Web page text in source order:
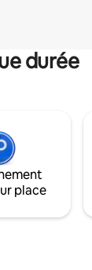
durée
place